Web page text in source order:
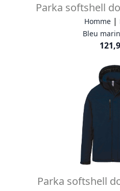
Parka softshell
Homme |
Bleu
Parka softshell